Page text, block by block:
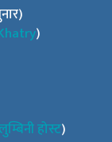
)
होस्ट)